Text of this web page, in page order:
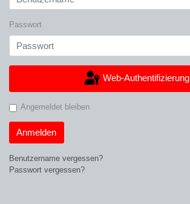
Passwort
Web-Authentifizierung
Angemeldet bleiben
Anmelden
Benutzername vergessen?
Passwort vergessen?